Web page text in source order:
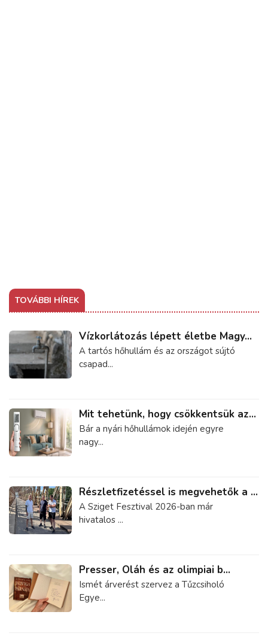
TOVÁBBI HÍREK
Vízkorlátozás lépett életbe Magy...
A tartós hőhullám és az országot sújtó
csapad...
Mit tehetünk, hogy csökkentsük az...
Bár a nyári hőhullámok idején egyre
nagy...
Részletfizetéssel is megvehetők a ...
A Sziget Fesztival 2026-ban már
hivatalos ...
Presser, Oláh és az olimpiai b...
Ismét árverést szervez a Tűzcsiholó
Egye...